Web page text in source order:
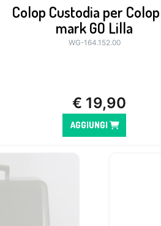
Colop Custodia per
mark GO Lilla
WG-164.152.00
€ 19,90
AGGIUNGI